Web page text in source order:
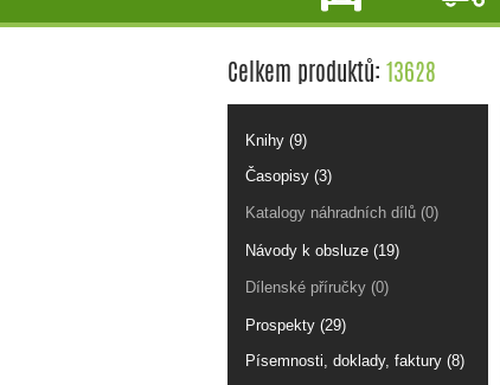
Celkem produktů: 13628
Knihy (9)
Časopisy (3)
Katalogy náhradních dílů (0)
Návody k obsluze (19)
Dílenské příručky (0)
Prospekty (29)
Písemnosti, doklady, faktury (8)